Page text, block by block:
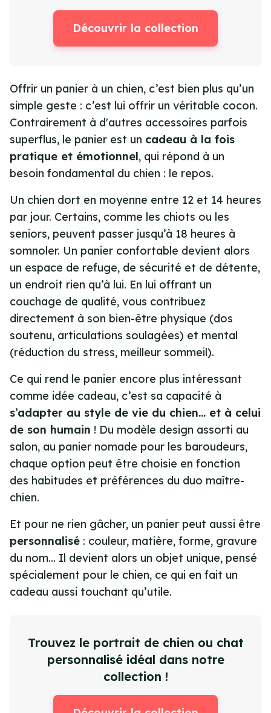
Découvrir la collection
Offrir un panier à un chien, c’est bien plus qu’un
simple geste : c’est lui offrir un véritable cocon.
Contrairement à d'autres accessoires parfois
superflus, le panier est un cadeau à la fois
pratique et émotionnel, qui répond à un
besoin fondamental du chien : le repos.
Un chien dort en moyenne entre 12 et 14 heures
par jour. Certains, comme les chiots ou les
seniors, peuvent passer jusqu’à 18 heures à
somnoler. Un panier confortable devient alors
un espace de refuge, de sécurité et de détente,
un endroit rien qu’à lui. En lui offrant un
couchage de qualité, vous contribuez
directement à son bien-être physique (dos
soutenu, articulations soulagées) et mental
(réduction du stress, meilleur sommeil).
Ce qui rend le panier encore plus intéressant
comme idée cadeau, c’est sa capacité à
s’adapter au style de vie du chien… et à celui
de son humain ! Du modèle design assorti au
salon, au panier nomade pour les baroudeurs,
chaque option peut être choisie en fonction
des habitudes et préférences du duo maître-
chien.
Et pour ne rien gâcher, un panier peut aussi être
personnalisé : couleur, matière, forme, gravure
du nom… Il devient alors un objet unique, pensé
spécialement pour le chien, ce qui en fait un
cadeau aussi touchant qu’utile.
Trouvez le portrait de chien ou chat
personnalisé idéal dans notre
collection !